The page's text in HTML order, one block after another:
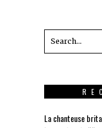
La chanteuse